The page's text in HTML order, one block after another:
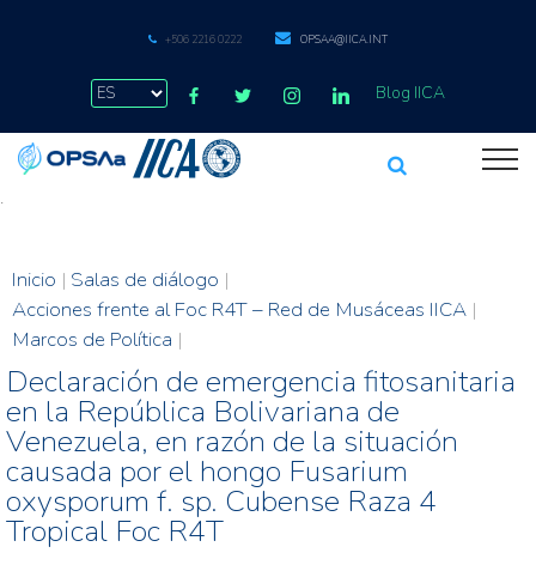
+506 2216 0222 OPSAA@IICA.INT
Blog IICA
.
Inicio | Salas de diálogo |
Acciones frente al Foc R4T – Red de Musáceas IICA |
Marcos de Política |
Declaración de emergencia fitosanitaria
en la República Bolivariana de
Venezuela, en razón de la situación
causada por el hongo Fusarium
oxysporum f. sp. Cubense Raza 4
Tropical Foc R4T